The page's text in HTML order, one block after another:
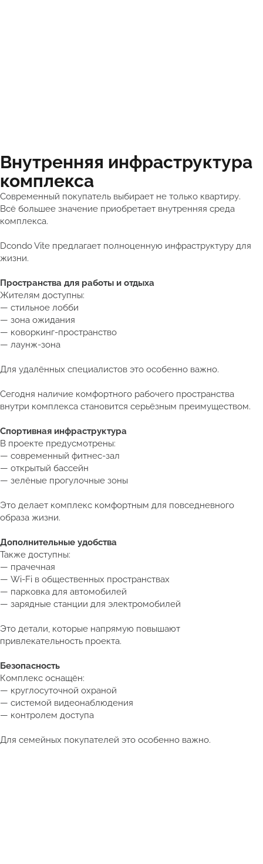
Внутренняя инфраструктура
комплекса
Современный покупатель выбирает не только квартиру.
Всё большее значение приобретает внутренняя среда
комплекса.
Dcondo Vite предлагает полноценную инфраструктуру для
жизни.
Пространства для работы и отдыха
Жителям доступны:
— стильное лобби
— зона ожидания
— коворкинг-пространство
— лаунж-зона
Для удалённых специалистов это особенно важно.
Сегодня наличие комфортного рабочего пространства
внутри комплекса становится серьёзным преимуществом.
Спортивная инфраструктура
В проекте предусмотрены:
— современный фитнес-зал
— открытый бассейн
— зелёные прогулочные зоны
Это делает комплекс комфортным для повседневного
образа жизни.
Дополнительные удобства
Также доступны:
— прачечная
— Wi-Fi в общественных пространствах
— парковка для автомобилей
— зарядные станции для электромобилей
Это детали, которые напрямую повышают
привлекательность проекта.
Безопасность
Комплекс оснащён:
— круглосуточной охраной
— системой видеонаблюдения
— контролем доступа
Для семейных покупателей это особенно важно.